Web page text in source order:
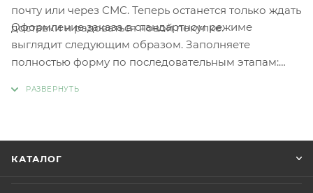
почту или через СМС. Теперь останется только ждать
доставки и радоваться новой покупке.
Оформление заказа в стандартном режиме
выглядит следующим образом. Заполняете
полностью форму по последовательным этапам:
КАТАЛОГ